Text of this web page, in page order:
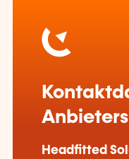
Anbieters
Headfitted